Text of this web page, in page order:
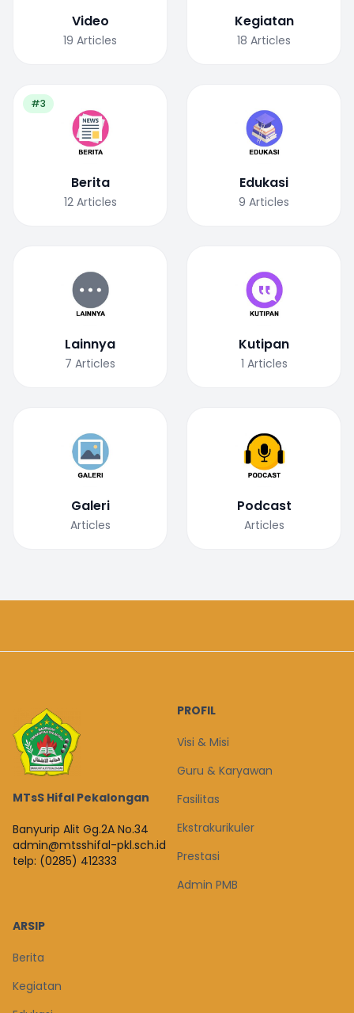
Video
19 Articles
Kegiatan
18 Articles
#3
Berita
12 Articles
Edukasi
9 Articles
Lainnya
7 Articles
Kutipan
1 Articles
Galeri
Articles
Podcast
Articles
MTsS Hifal Pekalongan
Banyurip Alit Gg.2A No.34
admin@mtsshifal-pkl.sch.id
telp: (0285) 412333
PROFIL
Visi & Misi
Guru & Karyawan
Fasilitas
Ekstrakurikuler
Prestasi
Admin PMB
ARSIP
Berita
Kegiatan